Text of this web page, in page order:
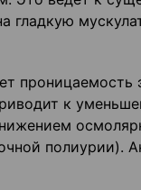
гладкую
к
полиурии).